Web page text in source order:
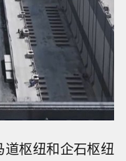
道枢纽和企石枢纽